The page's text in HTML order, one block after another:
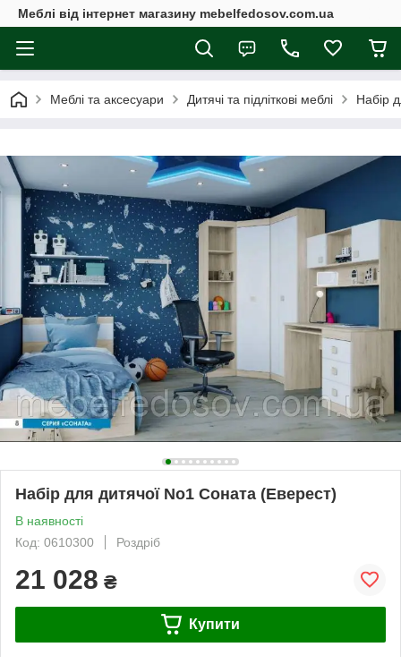
Меблі від інтернет магазину mebelfedosov.com.ua
Меблі та аксесуари Дитячі та підліткові меблі Набір
Набір для дитячої No1 Соната (Еверест)
В наявності
Код: 0610300
Роздріб
21 028 ₴
Купити